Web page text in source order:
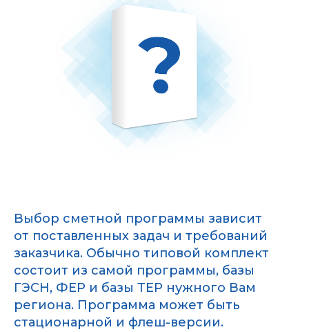
Выбор сметной программы зависит
от поставленных задач и требований
заказчика. Обычно типовой комплект
состоит из самой программы, базы
ГЭСН, ФЕР и базы ТЕР нужного Вам
региона. Программа может быть
стационарной и флеш-версии.